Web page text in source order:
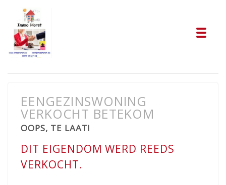
EENGEZINSWONING
VERKOCHT BETEKOM
OOPS, TE LAAT!
DIT EIGENDOM WERD REEDS
VERKOCHT.